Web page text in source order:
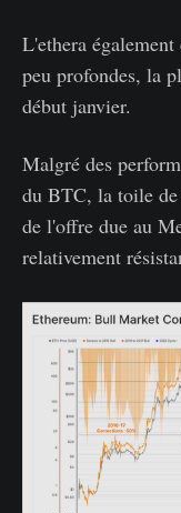
L'ethera
peu profondes, la
début janvier.
Malgré des
du BTC, la toile
de l'offre due au
relativement